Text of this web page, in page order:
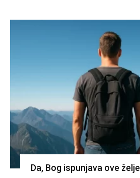
Da, Bog ispunjava ove želje